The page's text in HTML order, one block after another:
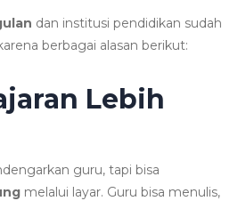
dan institusi pendidikan sudah
berbagai alasan berikut:
Lebih
guru, tapi bisa
melalui layar. Guru bisa menulis,